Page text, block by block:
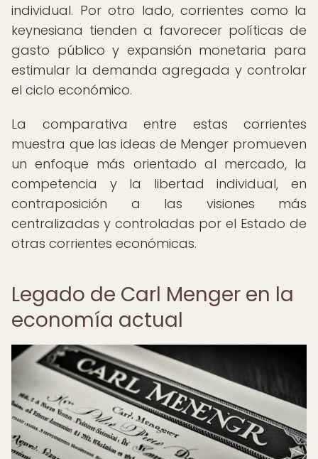
individual. Por otro lado, corrientes como la
keynesiana tienden a favorecer políticas de
gasto público y expansión monetaria para
estimular la demanda agregada y controlar
el ciclo económico.
La comparativa entre estas corrientes
muestra que las ideas de Menger promueven
un enfoque más orientado al mercado, la
competencia y la libertad individual, en
contraposición a las visiones más
centralizadas y controladas por el Estado de
otras corrientes económicas.
Legado de Carl Menger en la
economía actual